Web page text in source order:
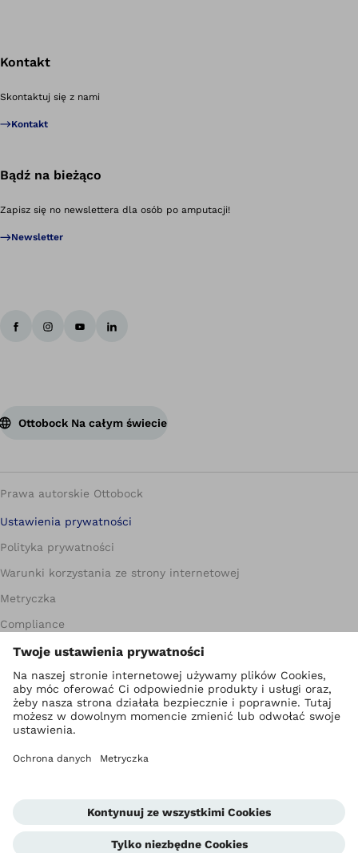
Kontakt
Skontaktuj się z nami
Kontakt
Bądź na bieżąco
Zapisz się no newslettera dla osób po amputacji!
Newsletter
Ottobock Na całym świecie
Prawa autorskie Ottobock
Ustawienia prywatności
Polityka prywatności
Warunki korzystania ze strony internetowej
Metryczka
Compliance
Jednostka informowania o nieprawidłowościach
Global Website
Kontakt
Warunki handlowe dla Partnerów biznesowych
Standardy ochrony małoletnich
Kariera